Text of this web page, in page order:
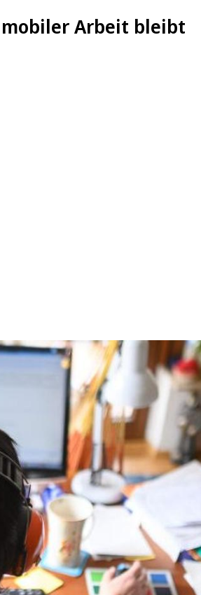
Arbeit bleibt